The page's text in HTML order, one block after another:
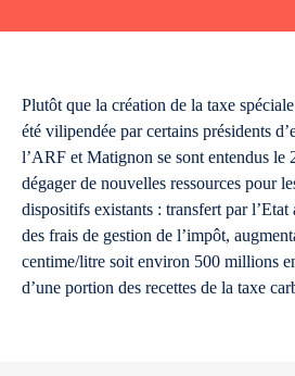
Plutôt que la création de la taxe
été vilipendée par certains présidents
l’ARF et Matignon se sont entendus le
dégager de nouvelles ressources pour
dispositifs existants : transfert par
des frais de gestion de l’impôt,
centime/litre soit environ 500 millions
d’une portion des recettes de la taxe